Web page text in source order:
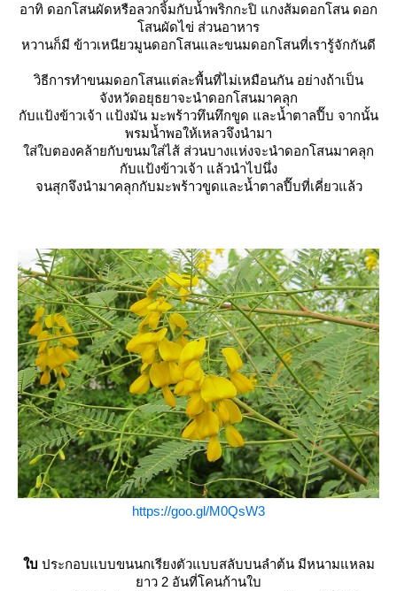
อาทิ ดอกโสนผัดหรือลวกจิ้มกับน้ำพริกกะปิ แกงส้มดอกโสน ดอก
สนผัดไข่ ส่วนอาหาร
หวานก็มี ข้าวเหนียวมูนดอกโสนและขนมดอกโสนที่เรารู้จักกันดี
วิธีการทำขนมดอกโสนแต่ละพื้นที่ไม่เหมือนกัน อย่างถ้าเป็น
จังหวัดอยุธยาจะนำดอกโสนมาคลุก
กับแป้งข้าวเจ้า แป้งมัน มะพร้าวทึนทึกขูด และน้ำตาลปี๊บ จากนั้น
พรมน้ำพอให้เหลวจึงนำมา
ส่ใบตองคล้ายกับขนมใส่ไส้ ส่วนบางแห่งจะนำดอกโสนมาคลุก
กับแป้งข้าวเจ้า แล้วนำไปนึ่ง
จนสุกจึงนำมาคลุกกับมะพร้าวขูดและน้ำตาลปี๊บที่เคี่ยวแล้ว
https://goo.gl/M0QsW3
บ ประกอบแบบขนนกเรียงตัวแบบสลับบนลำต้น มีหนามแหลม
าว 2 อันที่โคนก้านใบ